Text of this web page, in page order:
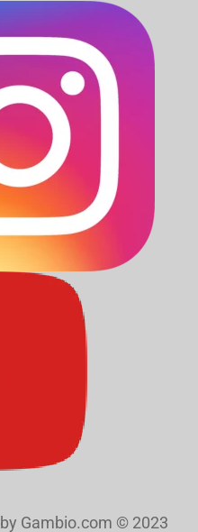
by Gambio.com © 2023